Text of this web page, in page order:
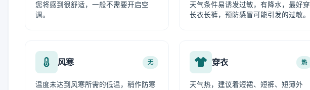
您将感到很舒适，一般不需要开启空
调。
天气条件易诱发过敏，有降水，最好穿
长衣长裤，预防感冒可能引发的过敏。
风寒 无
温度未达到风寒所需的低温，稍作防寒
穿衣 热
天气热，建议着短裙、短裤、短薄外